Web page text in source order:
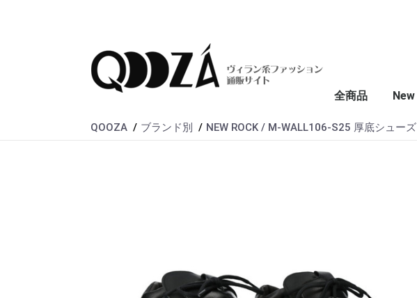
全商品 New
QOOZA ブランド別 NEW ROCK / M-WALL106-S25 厚底シューズ